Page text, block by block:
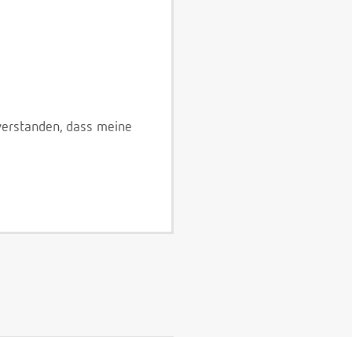
dass meine